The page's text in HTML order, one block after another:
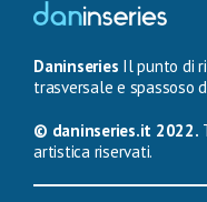
Daninseries Il punto di
trasversale e spassoso
© daninseries.it 2022.
artistica riservati.